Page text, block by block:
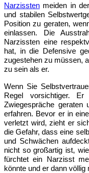
Narzissten meiden in
und stabilen
Position zu geraten,
einlassen. Die
Narzissten eine
hat, in die Defensive
zugestehen zu müssen,
zu sein als er.
Wenn Sie
Regel vorsichtiger.
Zwiegespräche geraten
erfahren. Bevor er in
verletzt wird, zieht er
die Gefahr, dass eine
und Schwächen
nicht so großartig ist,
fürchtet ein Narzisst
könnte und er dann